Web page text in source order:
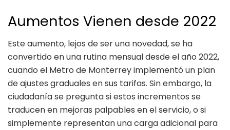
Aumentos Vienen desde 2022
Este aumento, lejos de ser una novedad, se ha
convertido en una rutina mensual desde el año 2022,
cuando el Metro de Monterrey implementó un plan
de ajustes graduales en sus tarifas. Sin embargo, la
ciudadanía se pregunta si estos incrementos se
traducen en mejoras palpables en el servicio, o si
simplemente representan una carga adicional para